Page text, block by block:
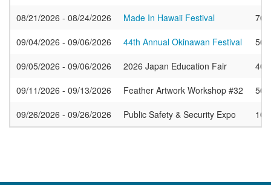
08/21/2026 - 08/24/2026
Made In Hawaii Festival
09/04/2026 - 09/06/2026
44th Annual Okinawan Festival
09/05/2026 - 09/06/2026
2026 Japan Education Fair
400
09/11/2026 - 09/13/2026
Feather Artwork Workshop #32
50
09/26/2026 - 09/26/2026
Public Safety & Security Expo